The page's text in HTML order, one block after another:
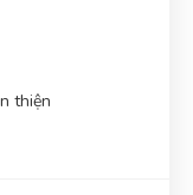
thiện